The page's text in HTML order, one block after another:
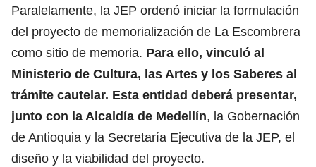
Paralelamente, la JEP ordenó iniciar la formulación
del proyecto de memorialización de La Escombrera
como sitio de memoria. Para ello, vinculó al
Ministerio de Cultura, las Artes y los Saberes al
trámite cautelar. Esta entidad deberá presentar,
junto con la Alcaldía de Medellín, la Gobernación
de Antioquia y la Secretaría Ejecutiva de la JEP, el
diseño y la viabilidad del proyecto.